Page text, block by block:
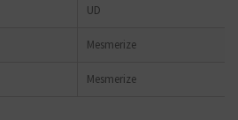
UD
Mesmerize
Mesmerize